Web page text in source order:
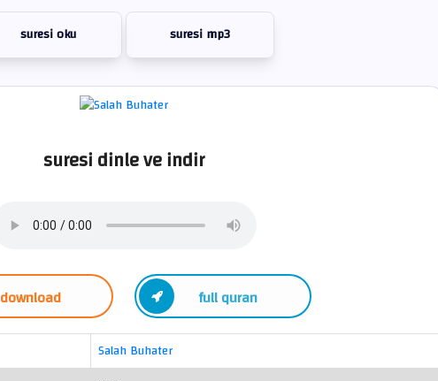
suresi oku suresi mp3
suresi dinle ve indir
download full quran
Salah Buhater